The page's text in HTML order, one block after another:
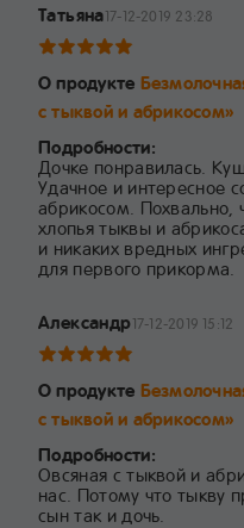
Татьяна17-12-2019 23:28
О продукте
с тыквой и абрикосом»
Подробности:
Дочке понравилась.
Удачное и интересное
абрикосом. Похвально,
хлопья тыквы и
и никаких вредных
для первого прикорма.
Александр17-12-2019 15:12
О продукте
с тыквой и абрикосом»
Подробности:
Овсяная с тыквой и
нас. Потому что тыкву
сын так и дочь.